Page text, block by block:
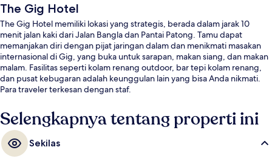
The Gig Hotel
The Gig Hotel memiliki lokasi yang strategis, berada dalam jarak 10
menit jalan kaki dari Jalan Bangla dan Pantai Patong. Tamu dapat
memanjakan diri dengan pijat jaringan dalam dan menikmati masakan
internasional di Gig, yang buka untuk sarapan, makan siang, dan makan
malam. Fasilitas seperti kolam renang outdoor, bar tepi kolam renang,
dan pusat kebugaran adalah keunggulan lain yang bisa Anda nikmati.
Para traveler terkesan dengan staf.
Selengkapnya tentang properti ini
Sekilas